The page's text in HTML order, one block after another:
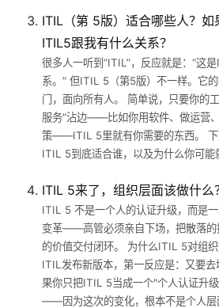
ITIL（第 5版）适合哪些人？如
ITIL5跟我有什么关系？
很多人一听到“ITIL”，反应就是：“这
系。” 但ITIL 5（第5版）不一样。它
门，面向所有人。 简单说，只要你的
服务”沾边——比如你用软件、做运营
策——ITIL 5里就有你需要的东西。 下
ITIL 5到底适合谁，以及为什么你可
ITIL 5来了，组织层面该做什么
ITIL 5 不是一个人的认证升级，而是
变革——高管必须亲自下场，把散落的
的价值交付闭环。 为什么ITIL 5对组
ITIL发布新版本，第一反应是：又要
果你只把ITIL 5当成一个"个人认证升
——因为这次的变化，根本不是个人层